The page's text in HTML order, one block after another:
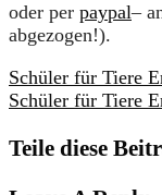
oder per paypal–
abgezogen!).
Schüler für Tiere
Schüler für Tiere
Teile diese